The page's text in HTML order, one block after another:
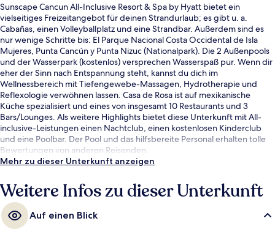
Sunscape Cancun All-Inclusive Resort & Spa by Hyatt bietet ein
vielseitiges Freizeitangebot für deinen Strandurlaub; es gibt u. a.
Cabañas, einen Volleyballplatz und eine Strandbar. Außerdem sind es
nur wenige Schritte bis: El Parque Nacional Costa Occidental de Isla
Mujeres, Punta Cancún y Punta Nizuc (Nationalpark). Die 2 Außenpools
und der Wasserpark (kostenlos) versprechen Wasserspaß pur. Wenn dir
eher der Sinn nach Entspannung steht, kannst du dich im
Wellnessbereich mit Tiefengewebe-Massagen, Hydrotherapie und
Reflexologie verwöhnen lassen. Casa de Rosa ist auf mexikanische
Küche spezialisiert und eines von insgesamt 10 Restaurants und 3
Bars/Lounges. Als weitere Highlights bietet diese Unterkunft mit All-
inclusive-Leistungen einen Nachtclub, einen kostenlosen Kinderclub
und eine Poolbar. Der Pool und das hilfsbereite Personal erhalten tolle
Bewertungen von anderen Reisenden.
Mehr zu dieser Unterkunft anzeigen
Weitere Infos zu dieser Unterkunft
Auf einen Blick